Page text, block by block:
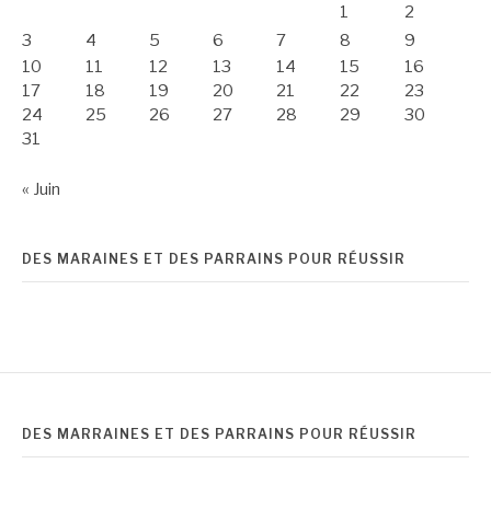
1
2
3
4 5 6 7 8
9
10
11 12 13 14 15
16
17
18 19 20 21 22
23
24
25 26 27 28 29
30
31
« Juin
DES MARAINES ET DES PARRAINS POUR RÉUSSIR
DES MARRAINES ET DES PARRAINS POUR RÉUSSIR